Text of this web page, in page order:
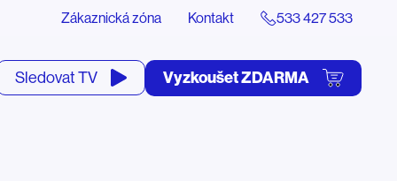
Zákaznická zóna Kontakt 533 427 533
Sledovat TV Vyzkoušet ZDARMA